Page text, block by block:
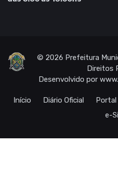
© 2026 Prefeitura
Direitos
Desenvolvido por
Início Diário Oficial Portal
e-